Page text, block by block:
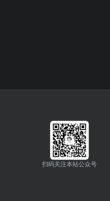
扫码关注本站公众号